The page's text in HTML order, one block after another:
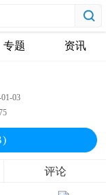
专题 资讯
03
评论